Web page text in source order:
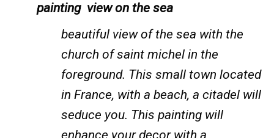
painting view on the sea
beautiful view of the sea with the
church of saint michel in the
foreground. This small town located
in France, with a beach, a citadel will
seduce you. This painting will